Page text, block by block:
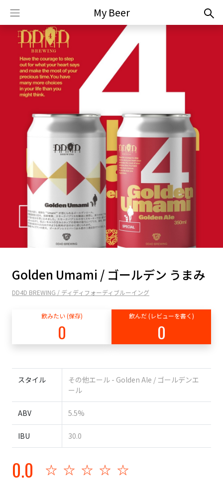
My Beer
Golden Umami / ゴールデン うまみ
DD4D BREWING / ディディフォーディブルーイング
飲みたい (保存)
0
飲んだ (レビューを書く)
0
スタイル
その他エール - Golden Ale / ゴールデンエ
ール
ABV 5.5%
IBU 30.0
0.0 ☆☆☆☆☆